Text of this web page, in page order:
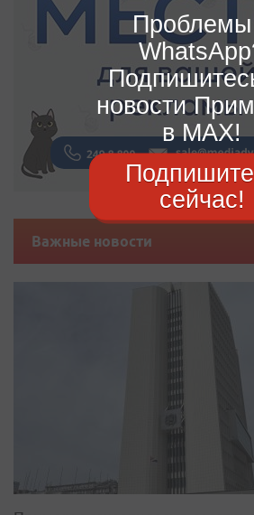
Важные новости
новости
в MAX!
сейчас!